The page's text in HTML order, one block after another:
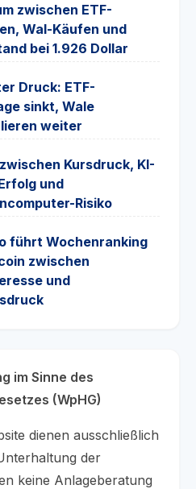
zwischen ETF-
Wal-Käufen und
bei 1.926 Dollar
Druck: ETF-
sinkt, Wale
weiter
Kursdruck, KI-
und
Risiko
führt Wochenranking
zwischen
und
im Sinne des
(WpHG)
dienen ausschließlich
der
keine Anlageberatung